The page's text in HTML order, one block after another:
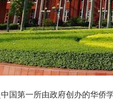
国第一所由政府创办的华侨